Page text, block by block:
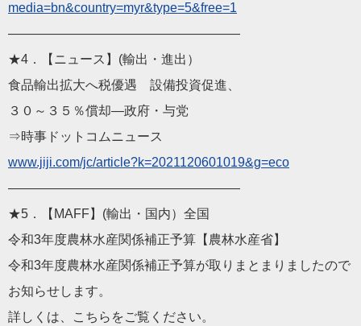
media=bn&country=myr&type=5&free=1
——————————————————
★4．【ニュース】(輸出・進出）
食品輸出拡大へ税優遇 設備投資促進、
３０～３５％償却―政府・与党
⇒時事ドットコムニュース
www.jiji.com/jc/article?k=2021120601019&g=eco
——————————————————
★5．【MAFF】(輸出・国内）全国
令和3年度農林水産関係補正予算【農林水産省】
令和3年度農林水産関係補正予算が取りまとまりましたので
お知らせします。
詳しくは、こちらをご覧ください。